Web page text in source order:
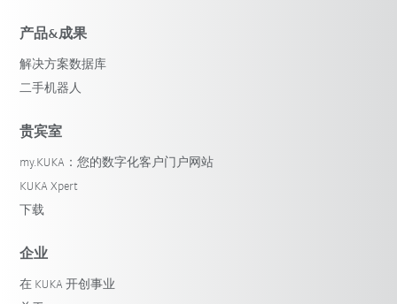
产品&成果
解决方案数据库
二手机器人
贵宾室
my.KUKA：您的数字化客户门户网站
KUKA Xpert
下载
企业
在 KUKA 开创事业